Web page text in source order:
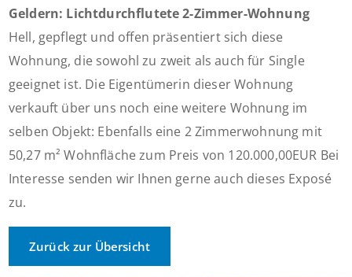
Geldern: Lichtdurchflutete 2-Zimmer-Wohnung
Hell, gepflegt und offen präsentiert sich diese
Wohnung, die sowohl zu zweit als auch für Single
geeignet ist. Die Eigentümerin dieser Wohnung
verkauft über uns noch eine weitere Wohnung im
selben Objekt: Ebenfalls eine 2 Zimmerwohnung mit
50,27 m² Wohnfläche zum Preis von 120.000,00EUR Bei
Interesse senden wir Ihnen gerne auch dieses Exposé
zu.
Zurück zur Übersicht